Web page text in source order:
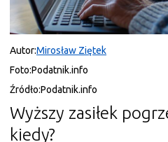
Autor:Mirosław Ziętek
Foto:Podatnik.info
Źródło:Podatnik.info
Wyższy zasiłek
kiedy?